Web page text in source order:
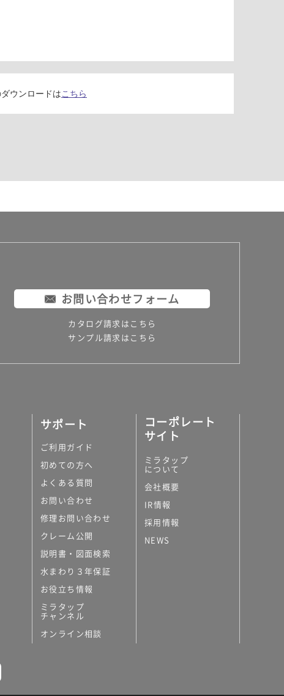
ウンロードはこちら
お問い合わせフォーム
カタログ請求はこちら
サンプル請求はこちら
サポート
ご利用ガイド
初めての方へ
よくある質問
お問い合わせ
修理お問い合わせ
クレーム公開
説明書・図面検索
水まわり３年保証
お役立ち情報
ミラタップ
チャンネル
オンライン相談
コーポレート
サイト
ミラタップ
について
会社概要
IR情報
採用情報
NEWS